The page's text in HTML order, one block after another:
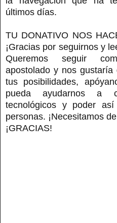
últimos días.
TU DONATIVO NOS
¡Gracias por seguirnos y
Queremos seguir
apostolado y nos
tus posibilidades,
pueda ayudarnos a
tecnológicos y poder
personas. ¡Necesitamos
¡GRACIAS!